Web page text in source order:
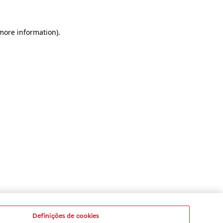
information).
Definições de cookies